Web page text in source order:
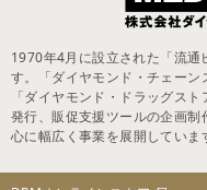
1970年4月に設立された「流
す。「ダイヤモンド・チェーン
「ダイヤモンド・ドラッグス
発行、販促支援ツールの企画
心に幅広く事業を展開していま